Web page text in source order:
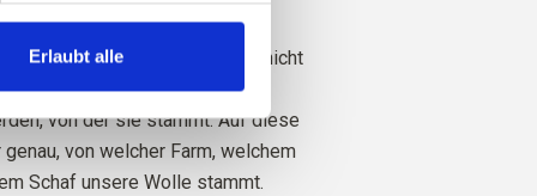
Erlaubt alle
stammt von Schafen, die in
wurden, wo das Mulesing nicht
Wolle kann direkt zu der Farm
von der sie stammt. Auf diese
von welcher Farm, welchem
Schaf unsere Wolle stammt.